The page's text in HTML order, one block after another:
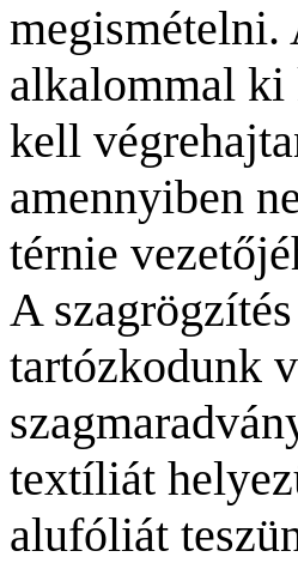
megismételni.
alkalommal ki
kell
amennyiben
térnie
A
tartózkodunk
textíliát
alufóliát